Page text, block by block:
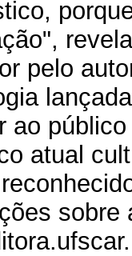
pelo
ao
atual
sobre